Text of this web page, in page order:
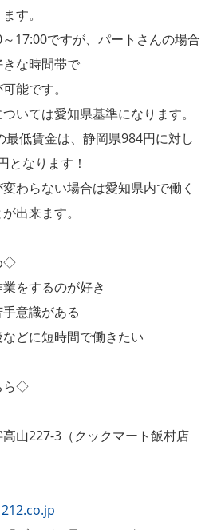
す。
17:00ですが、パートさんの場合
な時間帯で
能です。
いては愛知県基準になります。
低賃金は、静岡県984円に対し
となります！
わらない場合は愛知県内で働く
出来ます。
◇
をするのが好き
意識がある
どに短時間で働きたい
ら◇
山227-3（クックマート飯村店